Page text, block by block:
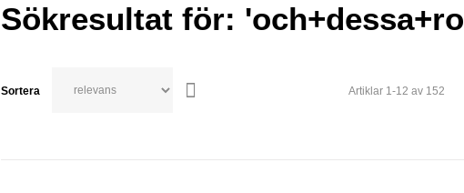
Sökresultat för:
Sortera Artiklar 1-12 av 152